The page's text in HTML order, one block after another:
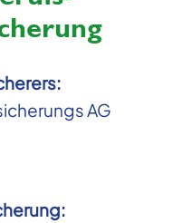
AG